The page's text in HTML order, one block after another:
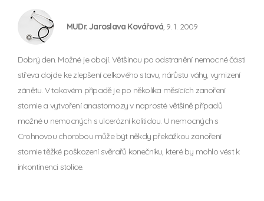
MUDr. Jaroslava Kovářová, 9. 1. 2009
Dobrý den. Možné je obojí. Většinou po odstranění nemocné části
střeva dojde ke zlepšení celkového stavu, nárůstu váhy, vymizení
zánětu. V takovém případě je po několika měsících zanoření
stomie a vytvoření anastomozy v naprosté většině případů
možné u nemocných s ulcerózní kolitidou. U nemocných s
Crohnovou chorobou může být někdy překážkou zanoření
stomie těžké poškození svěrařů konečníku, které by mohlo vést k
inkontinenci stolice.